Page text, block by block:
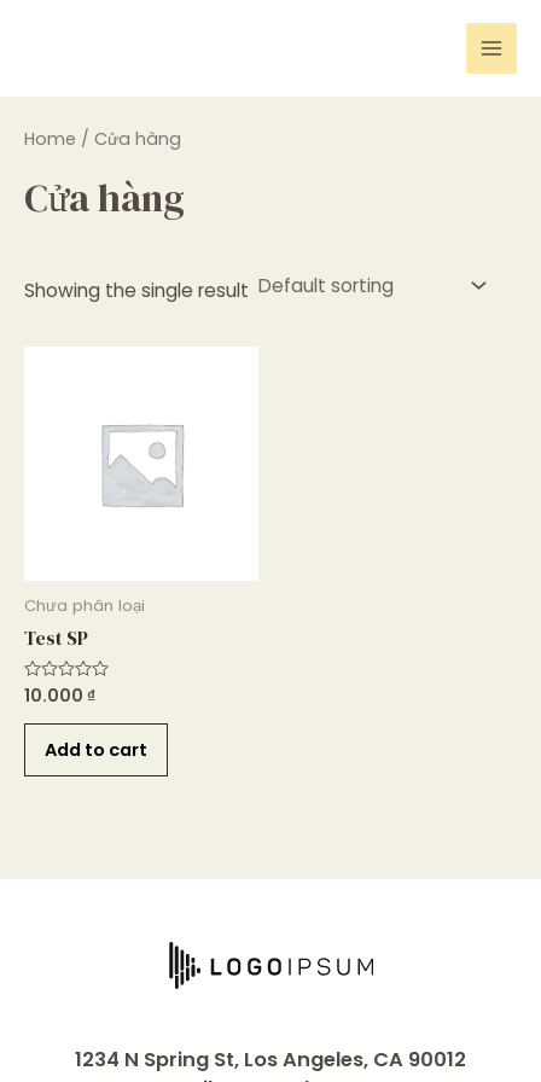
Home / Cửa hàng
Cửa hàng
Showing the single result
Chưa phân loại
Test SP
Rated
out
10.000 ₫
Add to cart
1234 N Spring St, Los Angeles, CA 90012